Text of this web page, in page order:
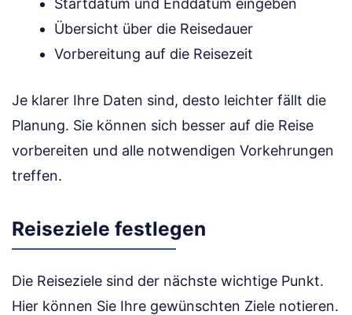
Startdatum und Enddatum eingeben
Übersicht über die Reisedauer
Vorbereitung auf die Reisezeit
Je klarer Ihre Daten sind, desto leichter fällt die
Planung. Sie können sich besser auf die Reise
vorbereiten und alle notwendigen Vorkehrungen
treffen.
Reiseziele festlegen
Die Reiseziele sind der nächste wichtige Punkt.
Hier können Sie Ihre gewünschten Ziele notieren.